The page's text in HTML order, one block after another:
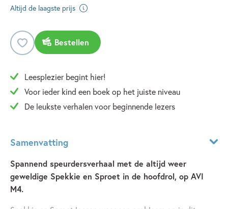
Altijd de laagste prijs
Bestellen
Leesplezier begint hier!
Voor ieder kind een boek op het juiste niveau
De leukste verhalen voor beginnende lezers
Samenvatting
Spannend speurdersverhaal met de altijd weer
geweldige Spekkie en Sproet in de hoofdrol, op AVI
M4.